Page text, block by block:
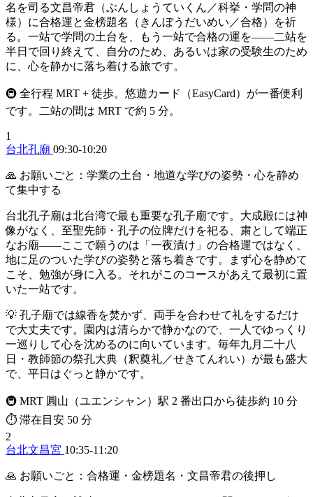
名を司る文昌帝君（ぶんしょうていくん／科挙・学問の神
様）に合格運と金榜題名（きんぼうだいめい／合格）を祈
る。一站で学問の土台を、もう一站で合格の運を——二站を
半日で回り終えて、自分のため、あるいは家の受験生のため
に、心を静かに落ち着ける旅です。
🚇 全行程 MRT + 徒歩。悠遊カード（EasyCard）が一番便利
です。二站の間は MRT で約 5 分。
1
台北孔廟 09:30-10:20
🙏 お願いごと：学業の土台・地道な学びの姿勢・心を静め
て集中する
台北孔子廟は北台湾で最も重要な孔子廟です。大成殿には神
像がなく、至聖先師・孔子の位牌だけを祀る、粛として端正
なお廟——ここで願うのは「一夜漬け」の合格運ではなく、
地に足のついた学びの姿勢と落ち着きです。まず心を静めて
こそ、勉強が身に入る。それがこのコースがあえて最初に置
いた一站です。
💡 孔子廟では線香を焚かず、両手を合わせて礼をするだけ
で大丈夫です。園内は清らかで静かなので、一人でゆっくり
一巡りして心を沈めるのに向いています。毎年九月二十八
日・教師節の祭孔大典（釈奠礼／せきてんれい）が最も盛大
で、平日はぐっと静かです。
🚇 MRT 圓山（ユエンシャン）駅 2 番出口から徒歩約 10 分
⏱ 滞在目安 50 分
2
台北文昌宮 10:35-11:20
🙏 お願いごと：合格運・金榜題名・文昌帝君の後押し